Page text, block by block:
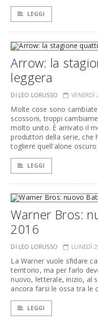
LEGGI
Arrow: la
leggera
DI LEO LORUSSO
Molte cose sono
scossoni, troppi
molto unito. È arrivato il
produttori della serie, che
togliere quell'alone
LEGGI
Warner Bros:
2016
DI LEO LORUSSO LUNEDÌ
La Warner vuole sfidare
territorio, ma per farlo
nuovo, letterale, inizio, al
ancora farsi le ossa tra le
LEGGI